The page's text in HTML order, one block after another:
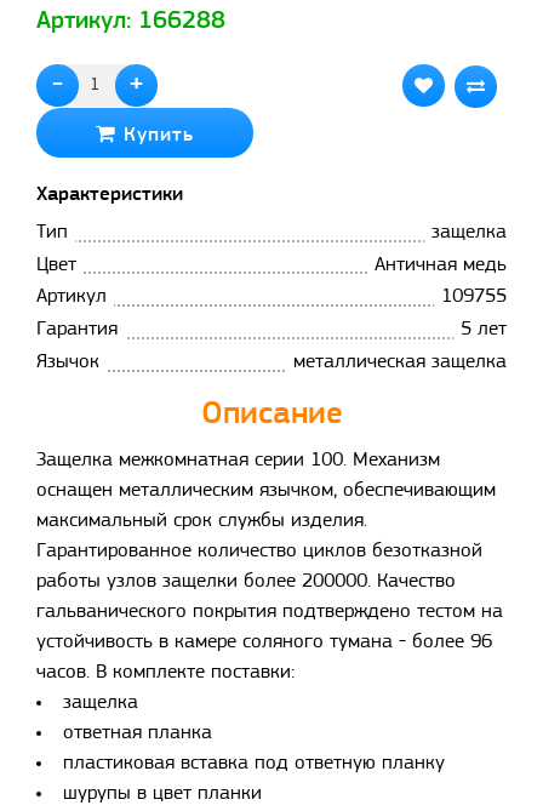
Артикул: 166288
- +
Купить
Характеристики
Тип
защелка
Цвет
Античная медь
Артикул
109755
Гарантия
5 лет
Язычок
металлическая защелка
Описание
Защелка межкомнатная серии 100. Механизм
оснащен металлическим язычком, обеспечивающим
максимальный срок службы изделия.
Гарантированное количество циклов безотказной
работы узлов защелки более 200000. Качество
гальванического покрытия подтверждено тестом на
устойчивость в камере соляного тумана - более 96
часов. В комплекте поставки:
защелка
ответная планка
пластиковая вставка под ответную планку
шурупы в цвет планки